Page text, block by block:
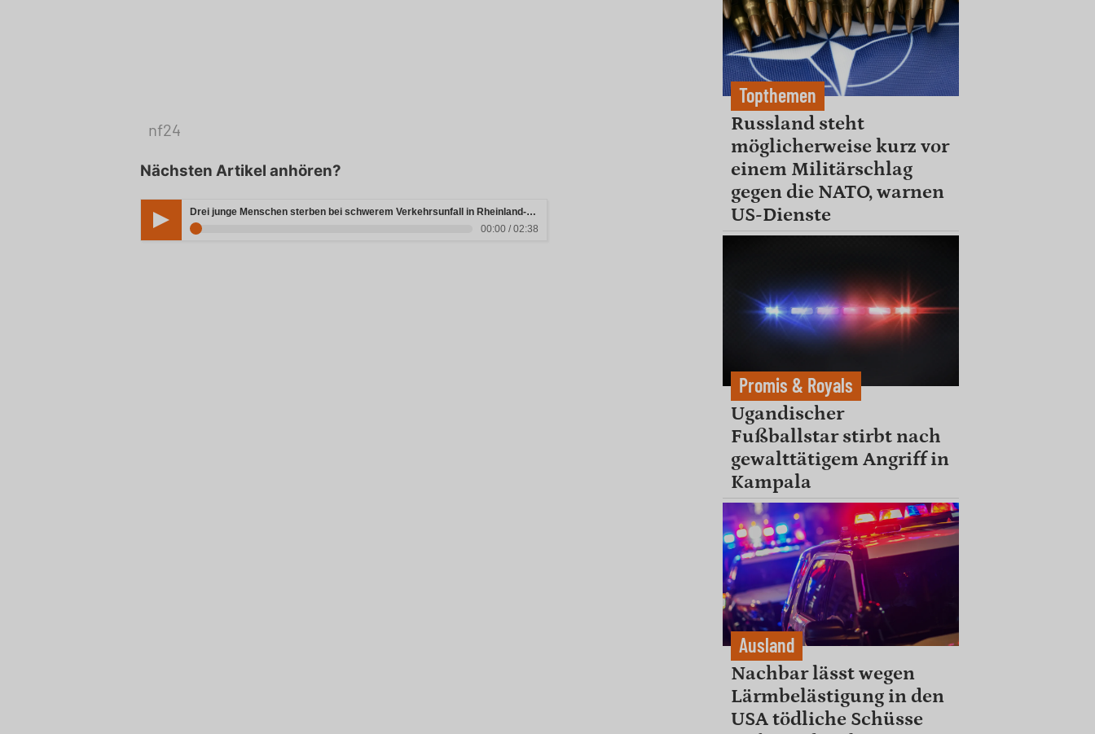
nf24
Nächsten Artikel anhören?
Drei junge Menschen sterben bei schwerem Verkehrsunfall in Rheinland-Pfalz
00:00 / 02:38
Topthemen
Russland steht
möglicherweise kurz vor
einem Militärschlag
gegen die NATO, warnen
US-Dienste
Promis & Royals
Ugandischer
Fußballstar stirbt nach
gewalttätigem Angriff in
Kampala
Ausland
Nachbar lässt wegen
Lärmbelästigung in den
USA tödliche Schüsse